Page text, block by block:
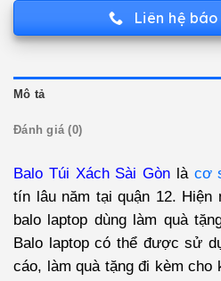
Liên hệ
Mô tả
Đánh giá (0)
Balo Túi Xách Sài Gòn là cơ
tín lâu năm tại quận 12. Hiện
balo laptop dùng làm quà
Balo laptop có thể được sử
cáo, làm quà tặng đi kèm cho